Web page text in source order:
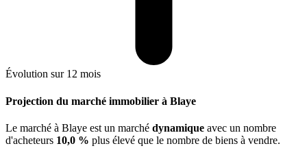
Évolution sur 12 mois
Projection du marché immobilier à Blaye
Le marché à Blaye est un marché dynamique avec un nombre
d'acheteurs 10,0 % plus élevé que le nombre de biens à vendre.